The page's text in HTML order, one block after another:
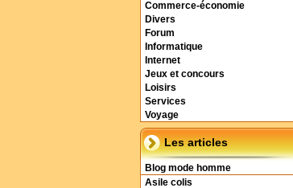
Commerce-économie
Divers
Forum
Informatique
Internet
Jeux et concours
Loisirs
Services
Voyage
Les articles
Blog mode homme
Asile colis